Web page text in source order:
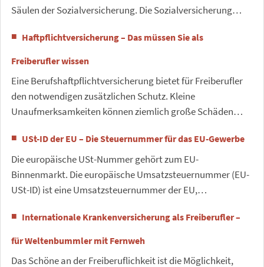
Säulen der Sozialversicherung. Die Sozialversicherung…
Haftpflichtversicherung – Das müssen Sie als
Freiberufler wissen
Eine Berufshaftpflichtversicherung bietet für Freiberufler
den notwendigen zusätzlichen Schutz. Kleine
Unaufmerksamkeiten können ziemlich große Schäden…
USt-ID der EU – Die Steuernummer für das EU-Gewerbe
Die europäische USt-Nummer gehört zum EU-
Binnenmarkt. Die europäische Umsatzsteuernummer (EU-
USt-ID) ist eine Umsatzsteuernummer der EU,…
Internationale Krankenversicherung als Freiberufler –
für Weltenbummler mit Fernweh
Das Schöne an der Freiberuflichkeit ist die Möglichkeit,